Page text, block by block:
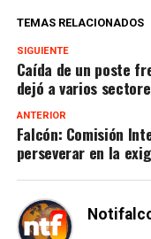
TEMAS RELACIONADOS
SIGUIENTE
Caída de un poste
dejó a varios
ANTERIOR
Falcón: Comisión
perseverar en la